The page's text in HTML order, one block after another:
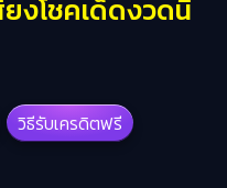
ยงโชคเด็ดงวดนี้
วิธีรับเครดิตฟรี